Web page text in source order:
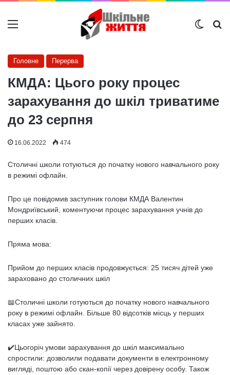
Меню
Головне Перерва
КМДА: Цього року процес
зарахування до шкіл триватиме
до 23 серпня
16.06.2022 474
Столичні школи готуються до початку нового навчального року
в режимі офлайн.
Про це повідомив заступник голови КМДА Валентин
Мондриївський, коментуючи процес зарахування учнів до
перших класів.
Пряма мова:
Прийом до перших класів продовжується: 25 тисяч дітей уже
зараховано до столичних шкіл
📖Столичні школи готуються до початку нового навчального
року в режимі офлайн. Більше 80 відсотків місць у перших
класах уже зайнято.
✔️Цьогоріч умови зарахування до шкіл максимально
спростили: дозволили подавати документи в електронному
вигляді, поштою або скан-копії через довірену особу. Також